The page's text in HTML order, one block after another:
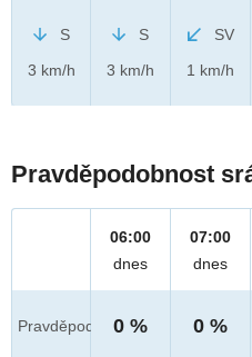
S
3 km/h
S
3 km/h
SV
1 km/h
Pravděpodobnost
Pravděpod.
06:00
dnes
0 %
07:00
dnes
0 %